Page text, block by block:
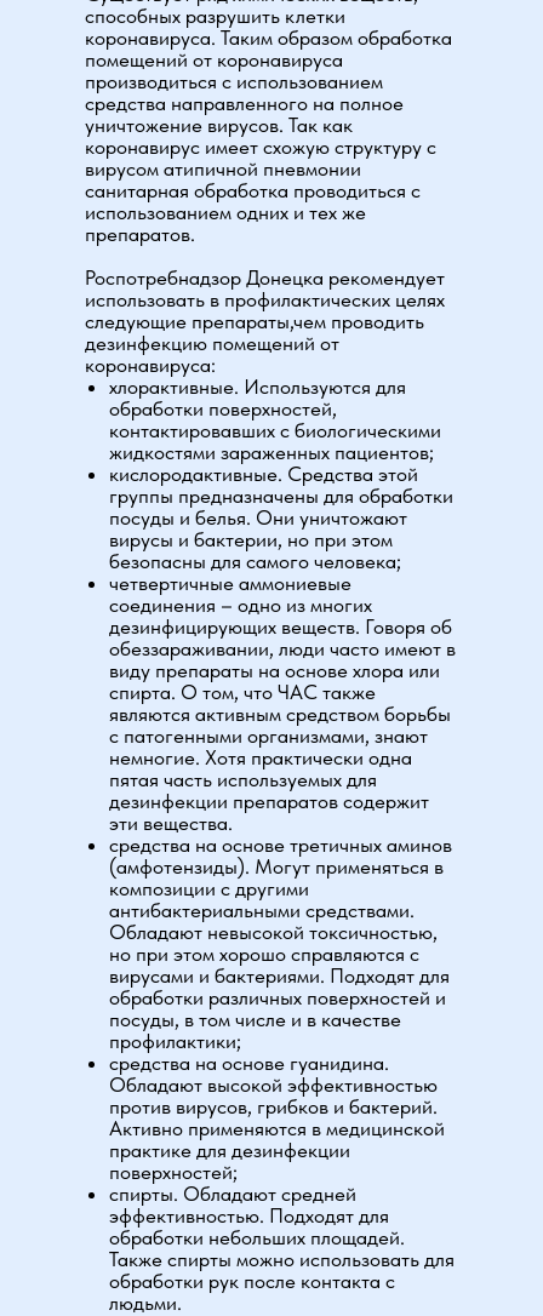
способных разрушить клетки
коронавируса. Таким образом обработка
помещений от коронавируса
производиться с использованием
средства направленного на полное
уничтожение вирусов. Так как
коронавирус имеет схожую структуру с
вирусом атипичной пневмонии
санитарная обработка проводиться с
использованием одних и тех же
препаратов.
Роспотребнадзор Донецка рекомендует
использовать в профилактических целях
следующие препараты,чем проводить
дезинфекцию помещений от
коронавируса:
хлорактивные. Используются для
обработки поверхностей,
контактировавших с биологическими
жидкостями зараженных пациентов;
кислородактивные. Средства этой
группы предназначены для обработки
посуды и белья. Они уничтожают
вирусы и бактерии, но при этом
безопасны для самого человека;
четвертичные аммониевые
соединения – одно из многих
дезинфицирующих веществ. Говоря об
обеззараживании, люди часто имеют в
виду препараты на основе хлора или
спирта. О том, что ЧАС также
являются активным средством борьбы
с патогенными организмами, знают
немногие. Хотя практически одна
пятая часть используемых для
дезинфекции препаратов содержит
эти вещества.
средства на основе третичных аминов
(амфотензиды). Могут применяться в
композиции с другими
антибактериальными средствами.
Обладают невысокой токсичностью,
но при этом хорошо справляются с
вирусами и бактериями. Подходят для
обработки различных поверхностей и
посуды, в том числе и в качестве
профилактики;
средства на основе гуанидина.
Обладают высокой эффективностью
против вирусов, грибков и бактерий.
Активно применяются в медицинской
практике для дезинфекции
поверхностей;
спирты. Обладают средней
эффективностью. Подходят для
обработки небольших площадей.
Также спирты можно использовать для
обработки рук после контакта с
людьми.